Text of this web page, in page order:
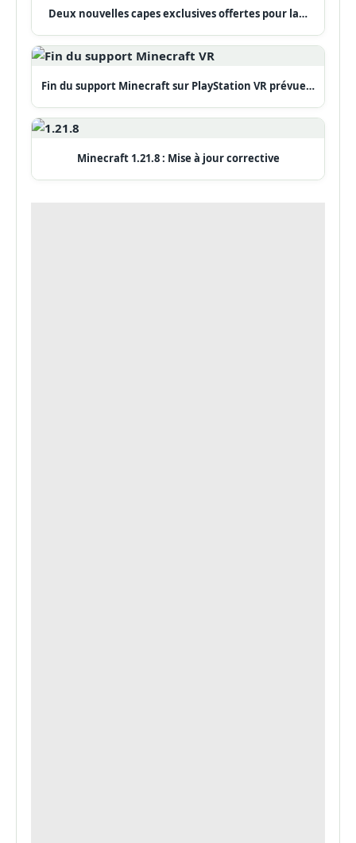
Deux nouvelles capes exclusives offertes pour la…
Fin du support Minecraft sur PlayStation VR prévue…
Minecraft 1.21.8 : Mise à jour corrective